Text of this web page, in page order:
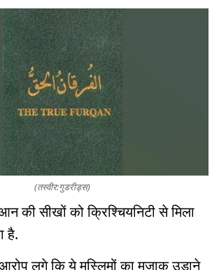
(तस्वीर:गुडरीड्स)
की सीखों को क्रिश्चियनिटी से मिला
है.
लगे कि ये मुस्लिमों का मज़ाक उड़ाने